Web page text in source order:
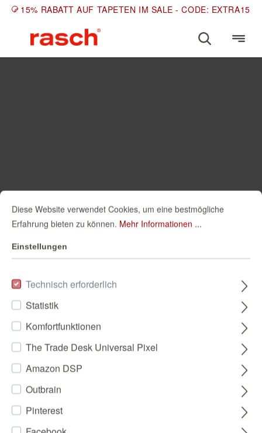
15% RABATT AUF TAPETEN IM SALE - CODE: EXTRA15
Diese Website verwendet Cookies, um eine bestmögliche
Erfahrung bieten zu können. Mehr Informationen ...
Einstellungen
Technisch erforderlich
Statistik
Komfortfunktionen
The Trade Desk Universal Pixel
Amazon DSP
Outbrain
Pinterest